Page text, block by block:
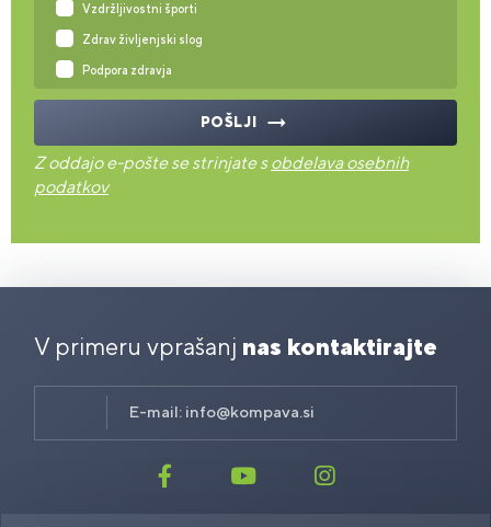
Vzdržljivostni športi
Zdrav življenjski slog
Podpora zdravja
POŠLJI
Z oddajo e-pošte se strinjate sobdelava osebnih
podatkov
V primeru vprašanj nas kontaktirajte
E-mail: info@kompava.si